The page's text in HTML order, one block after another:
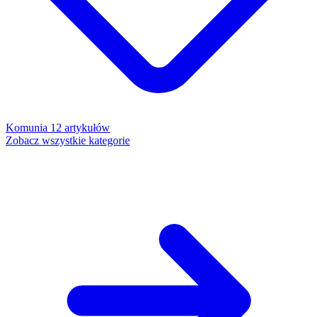
Komunia 12 artykułów
Zobacz wszystkie kategorie